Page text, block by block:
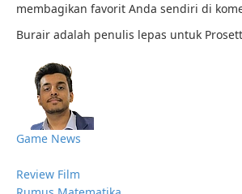
membagikan favorit Anda sendiri di
Burair adalah penulis lepas untuk
Game News
Review Film